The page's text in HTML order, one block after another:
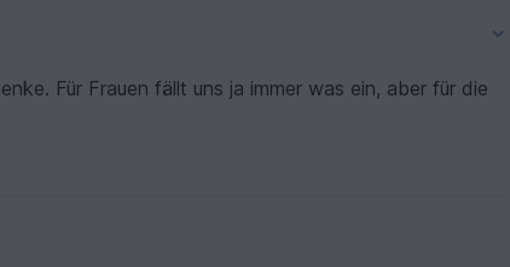
Für Frauen fällt uns ja immer was ein, aber für die